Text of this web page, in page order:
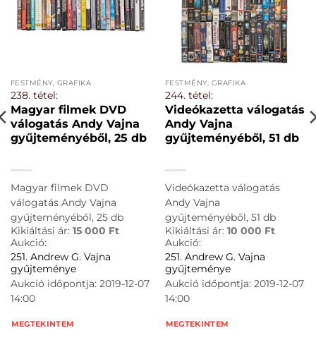
FESTMÉNY, GRAFIKA
238. tétel:
Magyar filmek DVD
válogatás Andy Vajna
gyűjteményéből, 25 db
Magyar filmek DVD
válogatás Andy Vajna
gyűjteményéből, 25 db
Kikiáltási ár: 15 000 Ft
Aukció:
251. Andrew G. Vajna
gyűjteménye
Aukció időpontja: 2019-12-07
14:00
MEGTEKINTEM
FESTMÉNY, GRAFIKA
244. tétel:
Videókazetta válogatás
Andy Vajna
gyűjteményéből, 51 db
Videókazetta válogatás
Andy Vajna
gyűjteményéből, 51 db
Kikiáltási ár: 10 000 Ft
Aukció:
251. Andrew G. Vajna
gyűjteménye
Aukció időpontja: 2019-12-07
14:00
MEGTEKINTEM